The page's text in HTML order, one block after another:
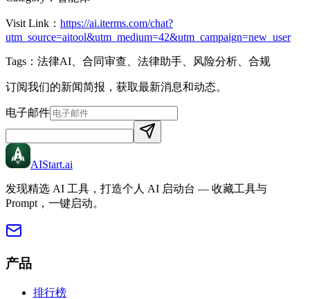
Visit Link： https://ai.iterms.com/chat?
utm_source=aitool&utm_medium=42&utm_campaign=new_user
Tags： 法律AI、合同审查、法律助手、风险分析、合规
订阅我们的新闻简报，获取最新消息和动态。
电子邮件
AIStart.ai
发现精选 AI 工具，打造个人 AI 启动台 — 收藏工具与
Prompt，一键启动。
产品
排行榜